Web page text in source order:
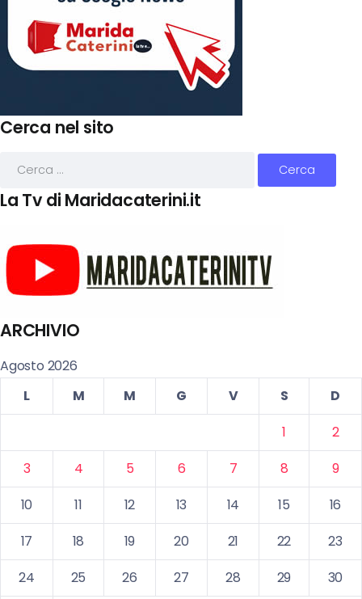
Cerca nel sito
La Tv di Maridacaterini.it
ARCHIVIO
Agosto 2026
L
M M G V S
D
1
2
3
4 5 6 7 8
9
10
11 12 13 14 15
16
17
18 19 20 21 22
23
24
25 26 27 28 29
30